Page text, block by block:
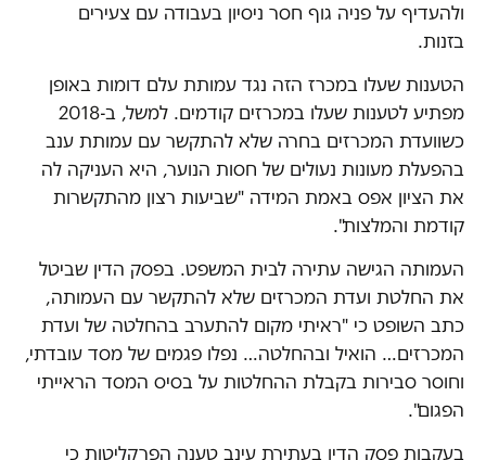
ולהעדיף על פניה גוף חסר ניסיון בעבודה עם צעירים
בזנות.
הטענות שעלו במכרז הזה נגד עמותת עלם דומות באופן
מפתיע לטענות שעלו במכרזים קודמים. למשל, ב-2018
כשוועדת המכרזים בחרה שלא להתקשר עם עמותת ענב
בהפעלת מעונות נעולים של חסות הנוער, היא העניקה לה
את הציון אפס באמת המידה "שביעות רצון מהתקשרות
קודמת והמלצות".
העמותה הגישה עתירה לבית המשפט. בפסק הדין שביטל
את החלטת ועדת המכרזים שלא להתקשר עם העמותה,
כתב השופט כי "ראיתי מקום להתערב בהחלטה של ועדת
המכרזים… הואיל ובהחלטה… נפלו פגמים של מסד עובדתי,
וחוסר סבירות בקבלת ההחלטות על בסיס המסד הראייתי
הפגום".
בעקבות פסק הדין בעתירת עינב טענה הפרקליטות כי